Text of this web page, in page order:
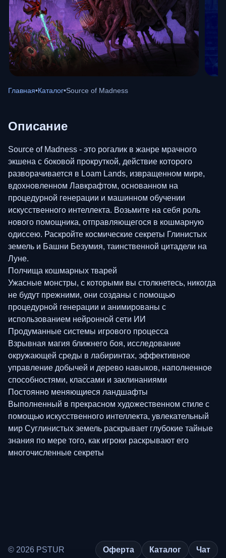
Главная•Каталог•Source of Madness
Описание
Source of Madness - это рогалик в жанре мрачного
экшена с боковой прокруткой, действие которого
разворачивается в Loam Lands, извращенном мире,
вдохновленном Лавкрафтом, основанном на
процедурной генерации и машинном обучении
искусственного интеллекта. Возьмите на себя роль
нового помощника, отправляющегося в кошмарную
одиссею. Раскройте космические секреты Глинистых
земель и Башни Безумия, таинственной цитадели на
Луне.
Полчища кошмарных тварей
Ужасные монстры, с которыми вы столкнетесь, никогда
не будут прежними, они созданы с помощью
процедурной генерации и анимированы с
использованием нейронной сети ИИ
Продуманные системы игрового процесса
Взрывная магия ближнего боя, исследование
окружающей среды в лабиринтах, эффективное
управление добычей и дерево навыков, наполненное
способностями, классами и заклинаниями
Постоянно меняющиеся ландшафты
Выполненный в прекрасном художественном стиле с
помощью искусственного интеллекта, увлекательный
мир Суглинистых земель раскрывает глубокие тайные
знания по мере того, как игроки раскрывают его
многочисленные секреты
© 2026 PSTUR Оферта Каталог Чат